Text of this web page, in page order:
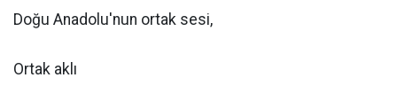
Doğu Anadolu'nun ortak sesi,
Ortak aklı